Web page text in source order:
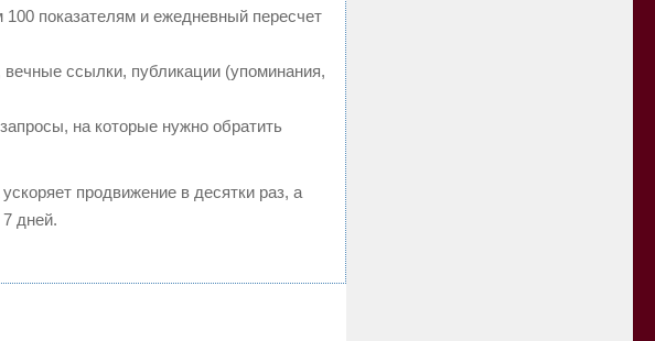
показателям и ежедневный пересчет
ссылки, публикации (упоминания,
на которые нужно обратить
ускоряет продвижение в десятки раз, а
дней.